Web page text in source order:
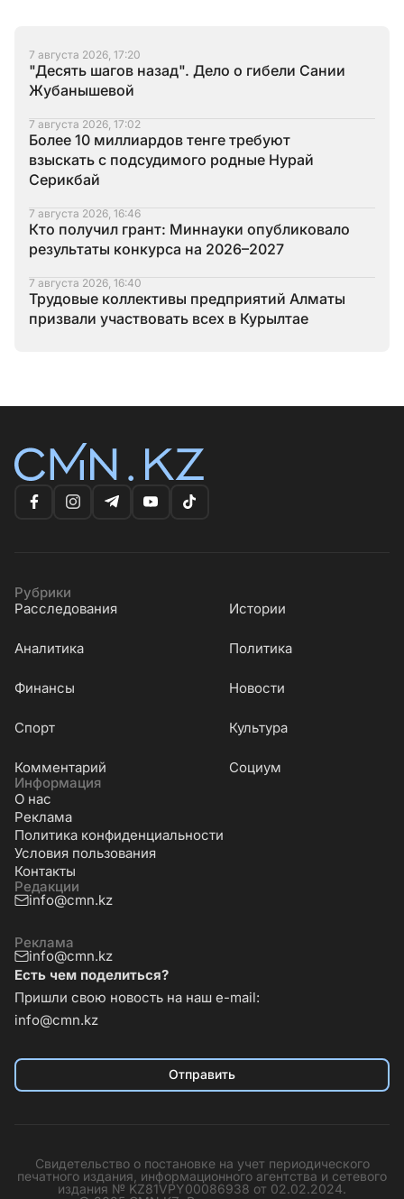
7 августа 2026, 17:20
"Десять шагов назад". Дело о гибели Сании
Жубанышевой
7 августа 2026, 17:02
Более 10 миллиардов тенге требуют
взыскать с подсудимого родные Нурай
Серикбай
7 августа 2026, 16:46
Кто получил грант: Миннауки опубликовало
результаты конкурса на 2026–2027
7 августа 2026, 16:40
Трудовые коллективы предприятий Алматы
призвали участвовать всех в Курылтае
Рубрики
Расследования
Истории
Аналитика Политика
Финансы Новости
Cпорт Культура
Комментарий
Социум
Информация
О нас
Реклама
Политика конфиденциальности
Условия пользования
Контакты
Редакции
info@cmn.kz
Реклама
info@cmn.kz
Есть чем поделиться?
Пришли свою новость на наш e-mail:
info@cmn.kz
Отправить
Свидетельство о постановке на учет периодического
печатного издания, информационного агентства и сетевого
издания № KZ81VPY00086938 от 02.02.2024.